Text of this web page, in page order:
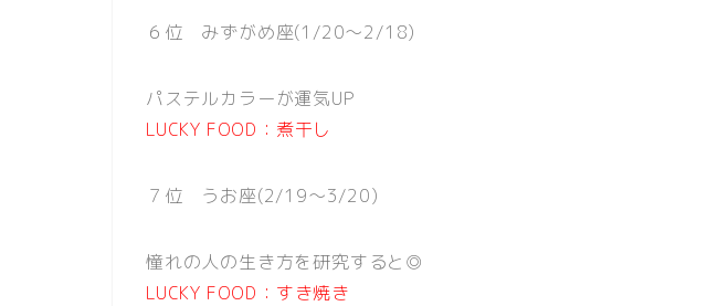
６位 みずがめ座(1/20〜2/18)
パステルカラーが運気UP
LUCKY FOOD：煮干し
７位 うお座(2/19〜3/20)
憧れの人の生き方を研究すると◎
LUCKY FOOD：すき焼き